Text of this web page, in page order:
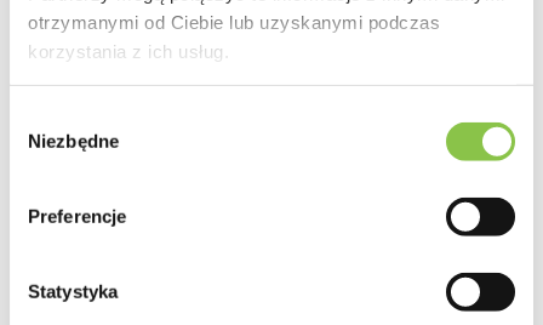
otrzymanymi od Ciebie lub uzyskanymi podczas
korzystania z ich usług.
zgody
Niezbędne
Preferencje
Statystyka
Dominującym składnikiem oleju RSO pozostaje opisywany
powoduje, iż jest on ubogi w pozostałe kannabinoidy. Środek ten
na całym świecie z produkowania oleju RSO, Rick Simpson za
nowotworów.